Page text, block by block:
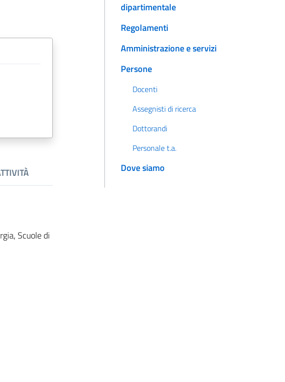
Scuole di
dipartimentale
Regolamenti
Amministrazione e servizi
Persone
Docenti
Assegnisti di ricerca
Dottorandi
Personale t.a.
Dove siamo